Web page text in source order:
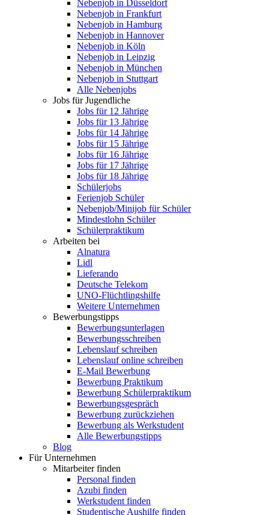
Nebenjob in Düsseldorf
Nebenjob in Frankfurt
Nebenjob in Hamburg
Nebenjob in Hannover
Nebenjob in Köln
Nebenjob in Leipzig
Nebenjob in München
Nebenjob in Stuttgart
Alle Nebenjobs
Jobs für Jugendliche
Jobs für 12 Jährige
Jobs für 13 Jährige
Jobs für 14 Jährige
Jobs für 15 Jährige
Jobs für 16 Jährige
Jobs für 17 Jährige
Jobs für 18 Jährige
Schülerjobs
Ferienjob Schüler
Nebenjob/Minijob für Schüler
Mindestlohn Schüler
Schülerpraktikum
Arbeiten bei
Alnatura
Lidl
Lieferando
Deutsche Telekom
UNO-Flüchtlingshilfe
Weitere Unternehmen
Bewerbungstipps
Bewerbungsunterlagen
Bewerbungsschreiben
Lebenslauf schreiben
Lebenslauf online schreiben
E-Mail Bewerbung
Bewerbung Praktikum
Bewerbung Schülerpraktikum
Bewerbungsgespräch
Bewerbung zurückziehen
Bewerbung als Werkstudent
Alle Bewerbungstipps
Blog
Für Unternehmen
Mitarbeiter finden
Personal finden
Azubi finden
Werkstudent finden
Studentische Aushilfe finden